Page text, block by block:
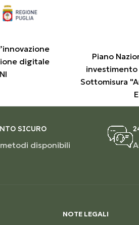
digitale
Piano
investimento
Sottomisura
SICURO
disponibili
NOTE LEGALI